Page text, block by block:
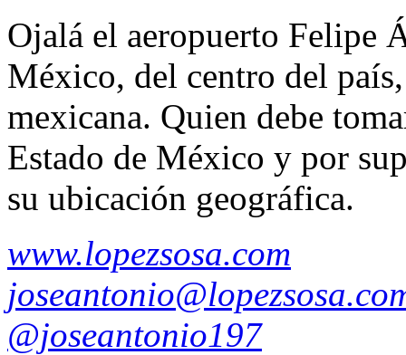
Ojalá el aeropuerto Felipe
México, del centro del
mexicana. Quien debe
Estado de México y por
su ubicación geográfica.
www.lopezsosa.com
@joseantonio197